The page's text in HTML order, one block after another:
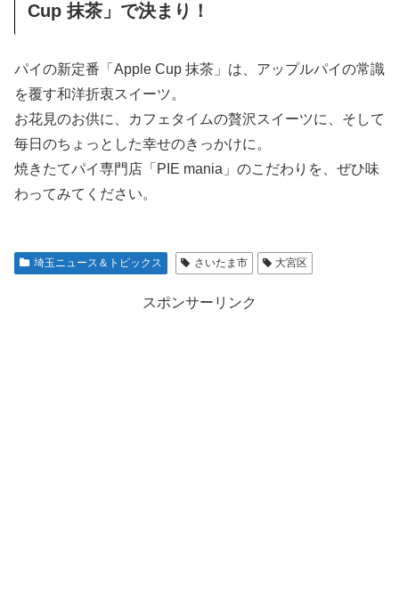
Cup 抹茶」で決まり！
パイの新定番「Apple Cup 抹茶」は、アップルパイの常識
を覆す和洋折衷スイーツ。
お花見のお供に、カフェタイムの贅沢スイーツに、そして
毎日のちょっとした幸せのきっかけに。
焼きたてパイ専門店「PIE mania」のこだわりを、ぜひ味
わってみてください。
埼玉ニュース＆トピックス さいたま市 大宮区
スポンサーリンク